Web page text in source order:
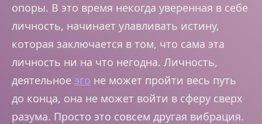
опоры. В это время некогда уверенная в себе
личность, начинает улавливать истину,
которая заключается в том, что сама эта
личность ни на что негодна. Личность,
деятельное эго не может пройти весь путь
до конца, она не может войти в сферу сверх
разума. Просто это совсем другая вибрация.